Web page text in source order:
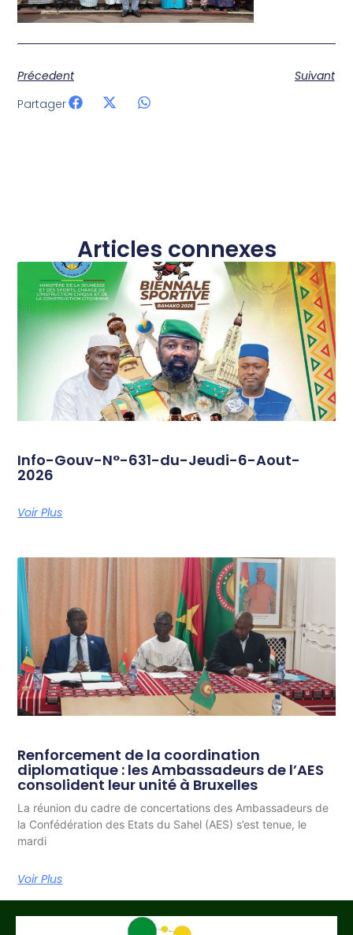
Précedent
Suivant
Partager
Articles connexes
Info-Gouv-N°-631-du-Jeudi-6-Aout-
2026
Voir Plus
Renforcement de la coordination
diplomatique : les Ambassadeurs de l’AES
consolident leur unité à Bruxelles
La réunion du cadre de concertations des Ambassadeurs de
la Confédération des Etats du Sahel (AES) s’est tenue, le
mardi
Voir Plus